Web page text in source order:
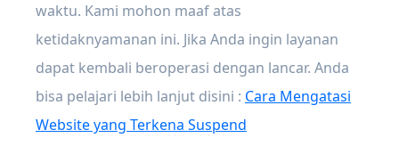
waktu. Kami mohon maaf atas
ketidaknyamanan ini. Jika Anda ingin layanan
dapat kembali beroperasi dengan lancar. Anda
bisa pelajari lebih lanjut disini : Cara Mengatasi
Website yang Terkena Suspend